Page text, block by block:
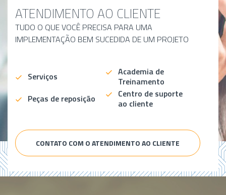
ATENDIMENTO AO CLIENTE
TUDO O QUE VOCÊ PRECISA PARA UMA
IMPLEMENTAÇÃO BEM SUCEDIDA DE UM PROJETO
Serviços
Academia de
Treinamento
Peças de reposição
Centro de suporte
ao cliente
CONTATO COM O ATENDIMENTO AO CLIENTE